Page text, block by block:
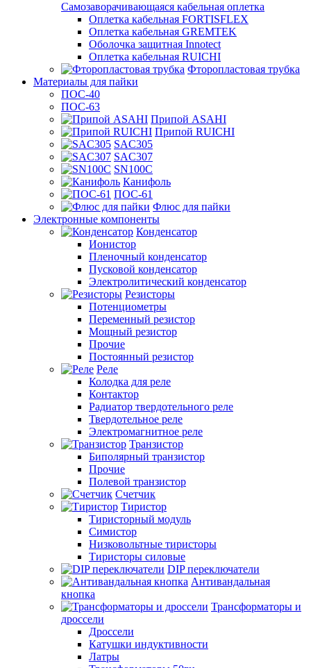
Самозаворачивающаяся кабельная оплетка
Оплетка кабельная FORTISFLEX
Оплетка кабельная GREMTEK
Оболочка защитная Innotect
Оплетка кабельная RUICHI
Фторопластовая трубка
Материалы для пайки
ПОС-40
ПОС-63
Припой ASAHI
Припой RUICHI
SAC305
SAC307
SN100C
Канифоль
ПОС-61
Флюс для пайки
Электронные компоненты
Конденсатор
Ионистор
Пленочный конденсатор
Пусковой конденсатор
Электролитический конденсатор
Резисторы
Потенциометры
Переменный резистор
Мощный резистор
Прочие
Постоянный резистор
Реле
Колодка для реле
Контактор
Радиатор твердотельного реле
Твердотельное реле
Электромагнитное реле
Транзистор
Биполярный транзистор
Прочие
Полевой транзистор
Счетчик
Тиристор
Тиристорный модуль
Симистор
Низковольтные тиристоры
Тиристоры силовые
DIP переключатели
Антивандальная
кнопка
Трансформаторы и
дроссели
Дроссели
Катушки индуктивности
Латры